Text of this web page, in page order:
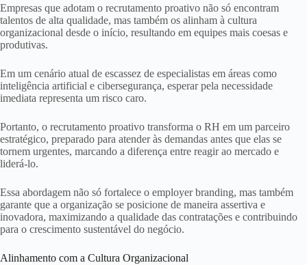
Empresas que adotam o recrutamento proativo não só encontram
talentos de alta qualidade, mas também os alinham à cultura
organizacional desde o início, resultando em equipes mais coesas e
produtivas.
Em um cenário atual de escassez de especialistas em áreas como
inteligência artificial e cibersegurança, esperar pela necessidade
imediata representa um risco caro.
Portanto, o recrutamento proativo transforma o RH em um parceiro
estratégico, preparado para atender às demandas antes que elas se
tornem urgentes, marcando a diferença entre reagir ao mercado e
liderá-lo.
Essa abordagem não só fortalece o employer branding, mas também
garante que a organização se posicione de maneira assertiva e
inovadora, maximizando a qualidade das contratações e contribuindo
para o crescimento sustentável do negócio.
Alinhamento com a Cultura Organizacional